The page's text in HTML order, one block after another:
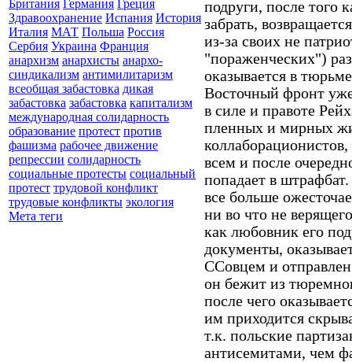
Британия Германия Греция
Здравоохранение Испания История
Италия МАТ Польша Россия
Сербия Украина Франция
анархизм анархисты анархо-
синдикализм антимилитаризм
всеобщая забастовка дикая
забастовка забастовка капитализм
международная солидарность
образование протест против
фашизма рабочее движение
репрессии солидарность
социальные протесты социальный
протест трудовой конфликт
трудовые конфликты экология
Мета теги
подруги, после того
забрать,
из-за своих не
"пораженческих")
оказывается в
Восточный фронт
в силе и правоте
пленных и мирных
всем и после
попадает в
все больше
ни во что не
как любовник его
документы,
ССовцем и
он бежит из
после чего
им приходится
т.к. польские
антисемитами, чем